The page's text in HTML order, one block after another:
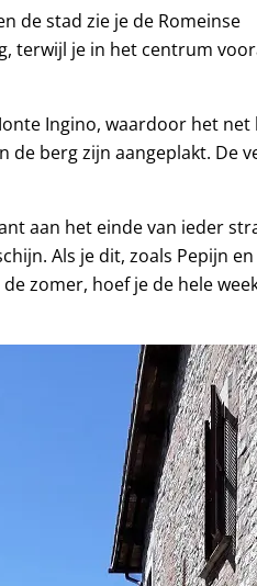
de stad zie je de Romeinse
terwijl je in het centrum
Ingino, waardoor het net
de berg zijn aangeplakt. De
aan het einde van ieder
Als je dit, zoals Pepijn en
zomer, hoef je de hele